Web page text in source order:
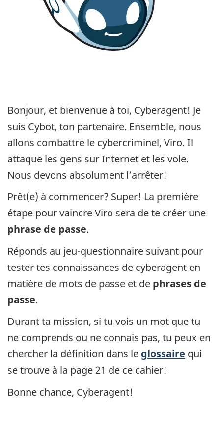
Bonjour, et bienvenue à toi, Cyberagent! Je
suis Cybot, ton partenaire. Ensemble, nous
allons combattre le cybercriminel, Viro. Il
attaque les gens sur Internet et les vole.
Nous devons absolument l’arrêter!
Prêt(e) à commencer? Super! La première
étape pour vaincre Viro sera de te créer une
phrase de passe.
Réponds au jeu-questionnaire suivant pour
tester tes connaissances de cyberagent en
matière de mots de passe et de phrases de
passe.
Durant ta mission, si tu vois un mot que tu
ne comprends ou ne connais pas, tu peux en
chercher la définition dans le glossaire qui
se trouve à la page 21 de ce cahier!
Bonne chance, Cyberagent!